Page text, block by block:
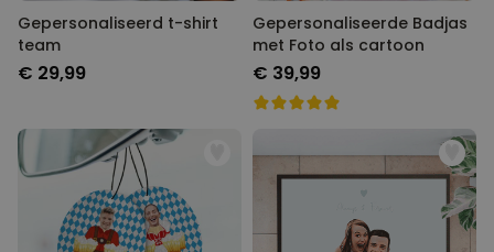
Gepersonaliseerd t-shirt
team
€ 29,99
Gepersonaliseerde Badjas
met Foto als cartoon
€ 39,99